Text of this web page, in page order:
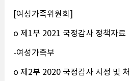
[여성가족위원회]
o 제1부 2021 국정감사 정책자료
-여성가족부
o 제2부 2020 국정감사 시정 및